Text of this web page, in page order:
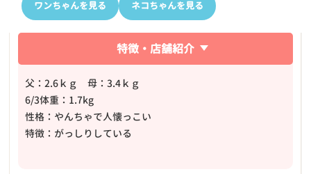
ワンちゃんを見る ネコちゃんを見る
特徴・店舗紹介
父：2.6ｋｇ 母：3.4ｋｇ
6/3体重：1.7kg
性格：やんちゃで人懐っこい
特徴：がっしりしている